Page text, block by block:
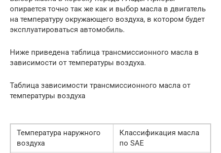
опирается точно так же как и выбор масла в двигатель
на температуру окружающего воздуха, в котором будет
эксплуатироваться автомобиль.
Ниже приведена таблица трансмиссионного масла в
зависимости от температуры воздуха.
Таблица зависимости трансмиссионного масла от
температуры воздуха
Температура наружного
воздуха
Классификация масла
по SAE